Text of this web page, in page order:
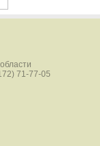
71-77-05